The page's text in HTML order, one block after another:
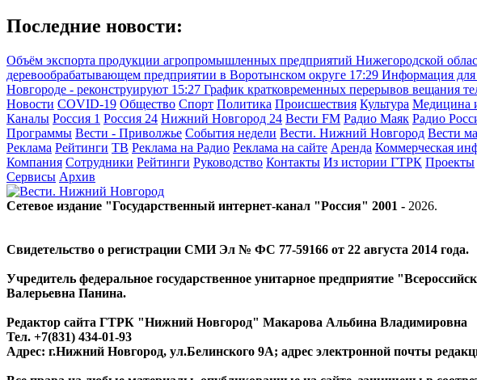
Последние новости:
Объём экспорта продукции агропромышленных предприятий Нижегородской
деревообрабатывающем предприятии в Воротынском округе 17:29 Информация для
Новгороде - реконструируют 15:27 График кратковременных перерывов вещания
Новости COVID-19 Общество Спорт Политика Происшествия Культура Медицина
Каналы Россия 1 Россия 24 Нижний Новгород 24 Вести FM Радио Маяк Радио
Программы Вести - Приволжье События недели Вести. Нижний Новгород Вести
Реклама Рейтинги ТВ Реклама на Радио Реклама на сайте Аренда Коммерческая
Компания Сотрудники Рейтинги Руководство Контакты Из истории ГТРК Проекты
Сервисы Архив
Сетевое издание "Государственный интернет-канал "Россия" 2001 - 2026.
Свидетельство о регистрации СМИ Эл № ФС 77-59166 от 22 августа 2014 года.
Учредитель федеральное государственное унитарное предприятие
Валерьевна Панина.
Редактор сайта ГТРК "Нижний Новгород" Макарова Альбина Владимировна
Тел. +7(831) 434-01-93
Адрес: г.Нижний Новгород, ул.Белинского 9А; адрес электронной почты